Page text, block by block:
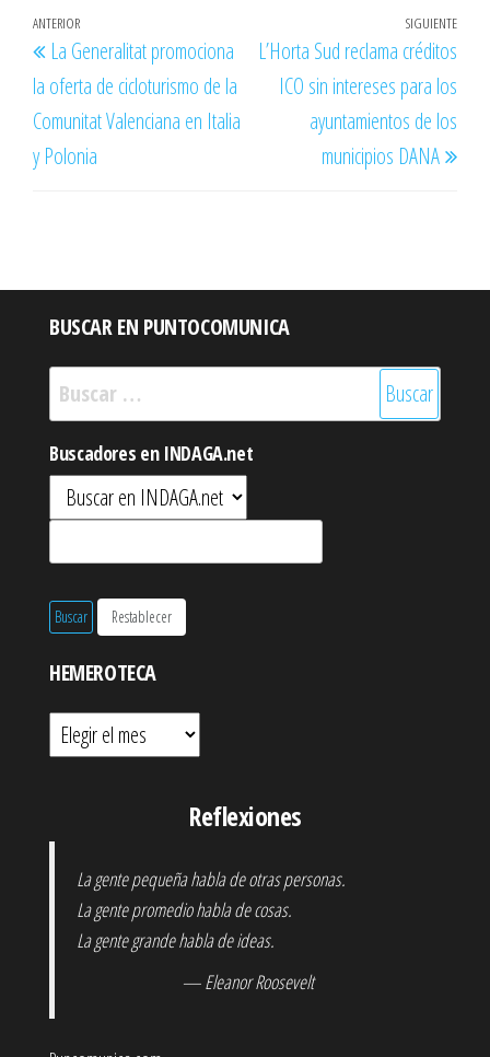
Navegación
de
entradas
Entrada
anterior
ANTERIOR
La Generalitat promociona
la oferta de cicloturismo de la
Comunitat Valenciana en Italia
y Polonia
SIGUIENTE
L’Horta Sud reclama créditos
ICO sin intereses para los
ayuntamientos de los
municipios DANA
BUSCAR EN PUNTOCOMUNICA
Buscar:
Buscadores en INDAGA.net
HEMEROTECA
Hemeroteca
Reflexiones
La gente pequeña habla de otras personas.
La gente promedio habla de cosas.
La gente grande habla de ideas.
— Eleanor Roosevelt